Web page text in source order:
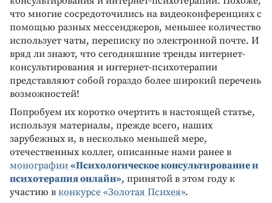
что многие сосредоточились на видеоконференциях с
помощью разных мессенджеров, меньшее количество
использует чаты, переписку по электронной почте. И
вряд ли знают, что сегодняшние тренды интернет-
консультирования и интернет-психотерапии
представляют собой гораздо более широкий перечень
возможностей!
Попробуем их коротко очертить в настоящей статье,
используя материалы, прежде всего, наших
зарубежных и, в несколько меньшей мере,
отечественных коллег, описанные нами ранее в
монографии «Психологическое консультирование и
психотерапия онлайн», принятой в этом году к
участию в конкурсе «Золотая Психея».